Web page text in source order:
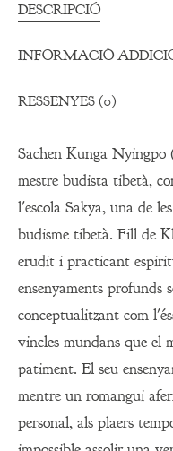
DESCRIPCIÓ
INFORMACIÓ
RESSENYES (0)
Sachen Kunga Nyingpo
mestre budista tibetà,
l'escola Sakya, una de
budisme tibetà. Fill de
erudit i practicant
ensenyaments profunds
conceptualitzant com
vincles mundans que el
patiment. El seu
mentre un romangui
personal, als plaers